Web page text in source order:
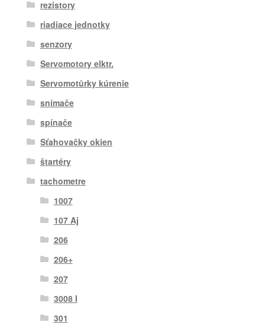
rezistory
riadiace jednotky
senzory
Servomotory elktr.
Servomotůrky kúrenie
snímače
spínače
Sťahovačky okien
štartéry
tachometre
1007
107 Aj
206
206+
207
3008 I
301